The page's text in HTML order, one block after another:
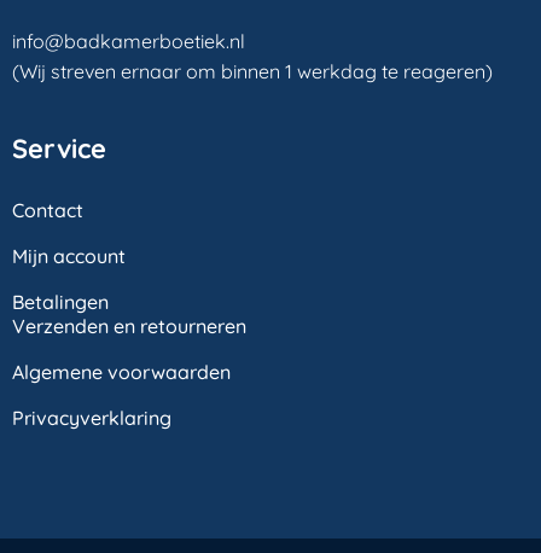
info@badkamerboetiek.nl
(Wij streven ernaar om binnen 1 werkdag te reageren)
Service
Contact
Mijn account
Betalingen
Verzenden en retourneren
Algemene voorwaarden
Privacyverklaring